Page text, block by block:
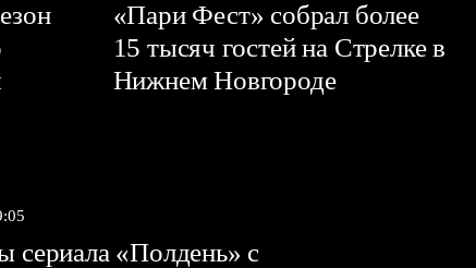
«Пари Фест» собрал более
15 тысяч гостей на Стрелке в
Нижнем Новгороде
сериала «Полдень» с